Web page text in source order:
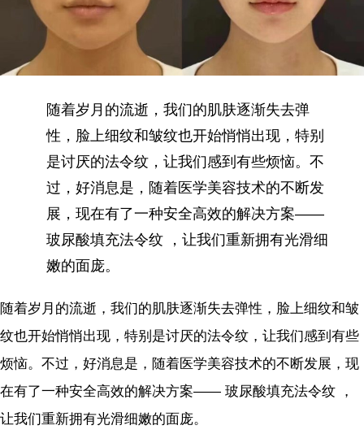
随着岁月的流逝，我们的肌肤逐渐失去弹
性，脸上细纹和皱纹也开始悄悄出现，特别
是讨厌的法令纹，让我们感到有些烦恼。不
过，好消息是，随着医学美容技术的不断发
展，现在有了一种安全高效的解决方案——
玻尿酸填充法令纹 ，让我们重新拥有光滑细
嫩的面庞。
随着岁月的流逝，我们的肌肤逐渐失去弹性，脸上细纹和皱
纹也开始悄悄出现，特别是讨厌的法令纹，让我们感到有些
烦恼。不过，好消息是，随着医学美容技术的不断发展，现
在有了一种安全高效的解决方案—— 玻尿酸填充法令纹 ，
让我们重新拥有光滑细嫩的面庞。